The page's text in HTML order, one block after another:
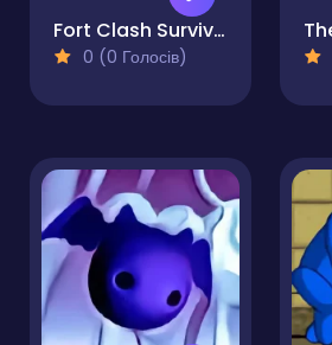
Fort Clash Survival
0 (0 Голосів)